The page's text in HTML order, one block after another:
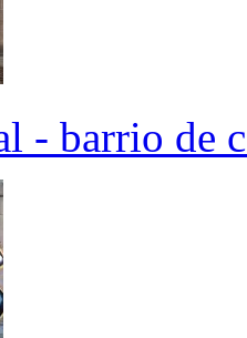
- barrio de